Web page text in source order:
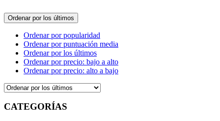
Ordenar por los últimos
Ordenar por popularidad
Ordenar por puntuación media
Ordenar por los últimos
Ordenar por precio: bajo a alto
Ordenar por precio: alto a bajo
CATEGORÍAS